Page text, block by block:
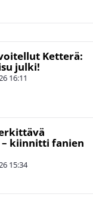
Ketterä:
julki!
16:11
kiinnitti fanien
15:34